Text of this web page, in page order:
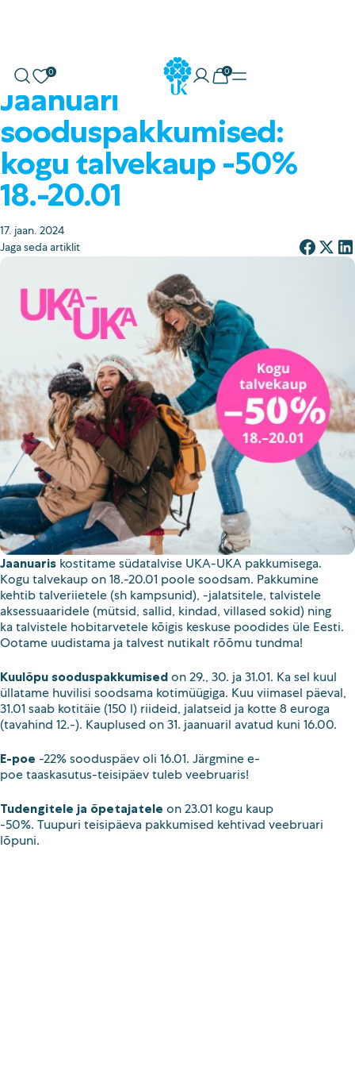
Skip
content
0
Soovikorv Minu konto
0
Ostukorv
E-pood
Meie poed
Kuhu tuua
Telli vedu
Meist
Mõju ja koostöö
Liitu meiega
Head uudised
E-pood
Tel: 5333 4817 (E-R 10-18)
E-mail:epood@uuskasutus.ee
Kaubik/mööbli äravedu
Tel: 5553 3001 (E–R 09–17)
E-mail:kaubik@uuskasutus.ee
Kõikide meie poodide andmed leiad
Meie poed lehelt
Facebook
Instagram
LinkedIn
Youtube
TikTok
Jaanuari
sooduspakkumised:
kogu talvekaup -50%
18.-20.01
17. jaan. 2024
Jaga seda artiklit
Jaanuaris kostitame südatalvise UKA-UKA pakkumisega.
Kogu talvekaup on 18.-20.01 poole soodsam. Pakkumine
kehtib talveriietele (sh kampsunid), -jalatsitele, talvistele
aksessuaaridele (mütsid, sallid, kindad, villased sokid) ning
ka talvistele hobitarvetele kõigis keskuse poodides üle Eesti.
Ootame uudistama ja talvest nutikalt rõõmu tundma!
Kuulõpu sooduspakkumised on 29., 30. ja 31.01. Ka sel kuul
üllatame huvilisi soodsama kotimüügiga. Kuu viimasel päeval,
31.01 saab kotitäie (150 l) riideid, jalatseid ja kotte 8 euroga
(tavahind 12.-). Kauplused on 31. jaanuaril avatud kuni 16.00.
E-poe -22% sooduspäev oli 16.01. Järgmine e-
poe taaskasutus-teisipäev tuleb veebruaris!
Tudengitele ja õpetajatele on 23.01 kogu kaup
-50%. Tuupuri teisipäeva pakkumised kehtivad veebruari
lõpuni.